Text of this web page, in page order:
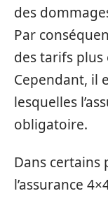
des
Par
des tarifs plus
Cependant, il
lesquelles
obligatoire.
Dans certains
l’assurance